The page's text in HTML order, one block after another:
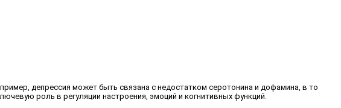
депрессия может быть связана с недостатком серотонина и дофамина, в то
роль в регуляции настроения, эмоций и когнитивных функций.